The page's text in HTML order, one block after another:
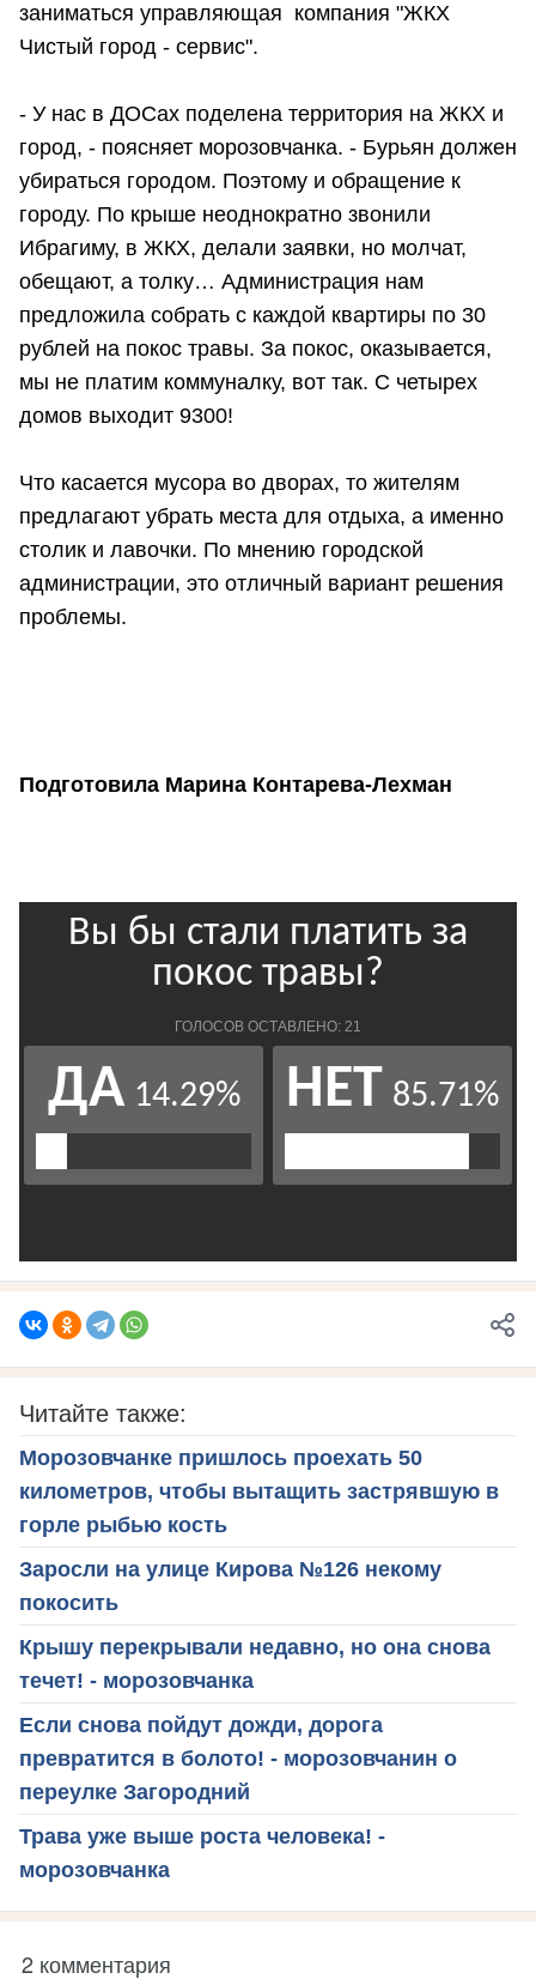
заниматься управляющая компания "ЖКХ
Чистый город - сервис".
- У нас в ДОСах поделена территория на ЖКХ и
город, - поясняет морозовчанка. - Бурьян должен
убираться городом. Поэтому и обращение к
городу. По крыше неоднократно звонили
Ибрагиму, в ЖКХ, делали заявки, но молчат,
обещают, а толку… Администрация нам
предложила собрать с каждой квартиры по 30
рублей на покос травы. За покос, оказывается,
мы не платим коммуналку, вот так. С четырех
домов выходит 9300!
Что касается мусора во дворах, то жителям
предлагают убрать места для отдыха, а именно
столик и лавочки. По мнению городской
администрации, это отличный вариант решения
проблемы.
Подготовила Марина Контарева-Лехман
Читайте также:
Морозовчанке пришлось проехать 50
километров, чтобы вытащить застрявшую в
горле рыбью кость
Заросли на улице Кирова №126 некому
покосить
Крышу перекрывали недавно, но она снова
течет! - морозовчанка
Если снова пойдут дожди, дорога
превратится в болото! - морозовчанин о
переулке Загородний
Трава уже выше роста человека! -
морозовчанка
2 комментария